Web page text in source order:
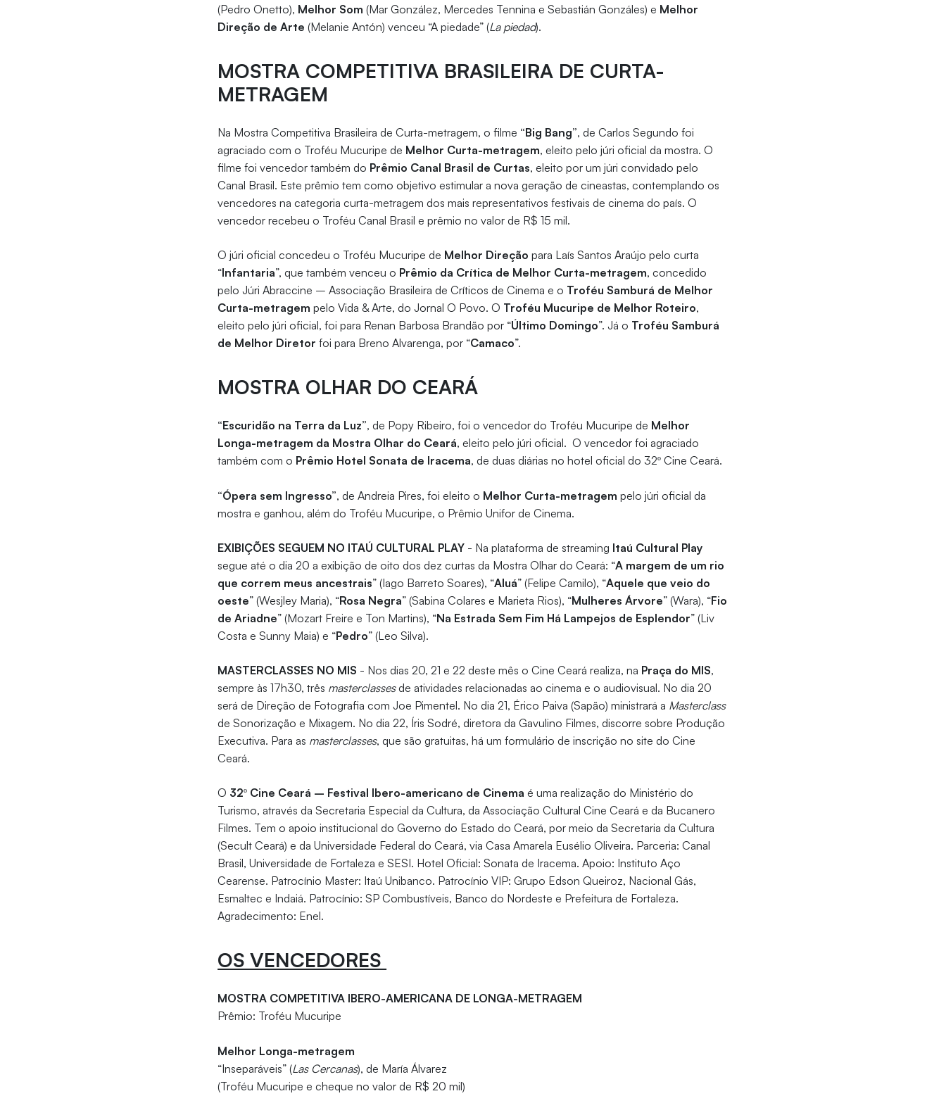
(Pedro Onetto), Melhor Som (Mar González, Mercedes Tennina e Sebastián Gonzáles) e Melhor
Direção de Arte (Melanie Antón) venceu “A piedade” (La piedad).
MOSTRA COMPETITIVA BRASILEIRA DE CURTA-
METRAGEM
Na Mostra Competitiva Brasileira de Curta-metragem, o filme “Big Bang”, de Carlos Segundo foi
agraciado com o Troféu Mucuripe de Melhor Curta-metragem, eleito pelo júri oficial da mostra. O
filme foi vencedor também do Prêmio Canal Brasil de Curtas, eleito por um júri convidado pelo
Canal Brasil. Este prêmio tem como objetivo estimular a nova geração de cineastas, contemplando os
vencedores na categoria curta-metragem dos mais representativos festivais de cinema do país. O
vencedor recebeu o Troféu Canal Brasil e prêmio no valor de R$ 15 mil.
O júri oficial concedeu o Troféu Mucuripe de Melhor Direçãopara Laís Santos Araújo pelo curta
“Infantaria”, que também venceu o Prêmio da Crítica de Melhor Curta-metragem, concedido
pelo Júri Abraccine – Associação Brasileira de Críticos de Cinema e o Troféu Samburá de Melhor
Curta-metragempelo Vida & Arte, do Jornal O Povo. O Troféu Mucuripe de Melhor Roteiro,
eleito pelo júri oficial, foi para Renan Barbosa Brandão por “Último Domingo”. Já o Troféu Samburá
de Melhor Diretor foi para Breno Alvarenga, por “Camaco”.
MOSTRA OLHAR DO CEARÁ
“Escuridão na Terra da Luz”, de Popy Ribeiro, foi o vencedor do Troféu Mucuripe de Melhor
Longa-metragem da Mostra Olhar do Ceará, eleito pelo júri oficial. O vencedor foi agraciado
também com o Prêmio Hotel Sonata de Iracema, de duas diárias no hotel oficial do 32º Cine Ceará.
“Ópera sem Ingresso”, de Andreia Pires, foi eleito o Melhor Curta-metragem pelo júri oficial da
mostra e ganhou, além do Troféu Mucuripe, o Prêmio Unifor de Cinema.
EXIBIÇÕES SEGUEM NO ITAÚ CULTURAL PLAY - Na plataforma de streaming Itaú Cultural Play
segue até o dia 20 a exibição de oito dos dez curtas da Mostra Olhar do Ceará: “A margem de um rio
que correm meus ancestrais” (Iago Barreto Soares), “Aluá” (Felipe Camilo), “Aquele que veio do
oeste” (Wesjley Maria), “Rosa Negra” (Sabina Colares e Marieta Rios), “Mulheres Árvore” (Wara), “Fio
de Ariadne” (Mozart Freire e Ton Martins), “Na Estrada Sem Fim Há Lampejos de Esplendor” (Liv
Costa e Sunny Maia) e “Pedro” (Leo Silva).
MASTERCLASSES NO MIS - Nos dias 20, 21 e 22 deste mês o Cine Ceará realiza, na Praça do MIS,
sempre às 17h30, três masterclassesde atividades relacionadas ao cinema e o audiovisual. No dia 20
será de Direção de Fotografia com Joe Pimentel. No dia 21, Érico Paiva (Sapão) ministrará a Masterclass
de Sonorização e Mixagem. No dia 22, Íris Sodré, diretora da Gavulino Filmes, discorre sobre Produção
Executiva. Para as masterclasses, que são gratuitas, há um formulário de inscrição no site do Cine
Ceará.
O 32º Cine Ceará – Festival Ibero-americano de Cinema é uma realização do Ministério do
Turismo, através da Secretaria Especial da Cultura, da Associação Cultural Cine Ceará e da Bucanero
Filmes. Tem o apoio institucional do Governo do Estado do Ceará, por meio da Secretaria da Cultura
(Secult Ceará) e da Universidade Federal do Ceará, via Casa Amarela Eusélio Oliveira. Parceria: Canal
Brasil, Universidade de Fortaleza e SESI. Hotel Oficial: Sonata de Iracema. Apoio: Instituto Aço
Cearense. Patrocínio Master: Itaú Unibanco. Patrocínio VIP: Grupo Edson Queiroz, Nacional Gás,
Esmaltec e Indaiá. Patrocínio: SP Combustíveis, Banco do Nordeste e Prefeitura de Fortaleza.
Agradecimento: Enel.
OS VENCEDORES
MOSTRA COMPETITIVA IBERO-AMERICANA DE LONGA-METRAGEM
Prêmio: Troféu Mucuripe
Melhor Longa-metragem
“Inseparáveis” (Las Cercanas), de María Álvarez
(Troféu Mucuripe e cheque no valor de R$ 20 mil)